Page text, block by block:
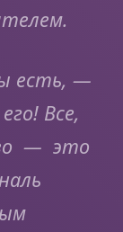
есть, —
Все,
— это